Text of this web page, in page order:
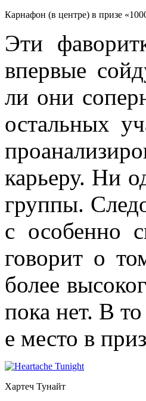
Карнафон (в центре) в призе
Эти
впервые
ли они
остальных
карьеру. Ни
группы.
с особенно
говорит о
более
пока нет. В
е место в
Хартеч Тунайт